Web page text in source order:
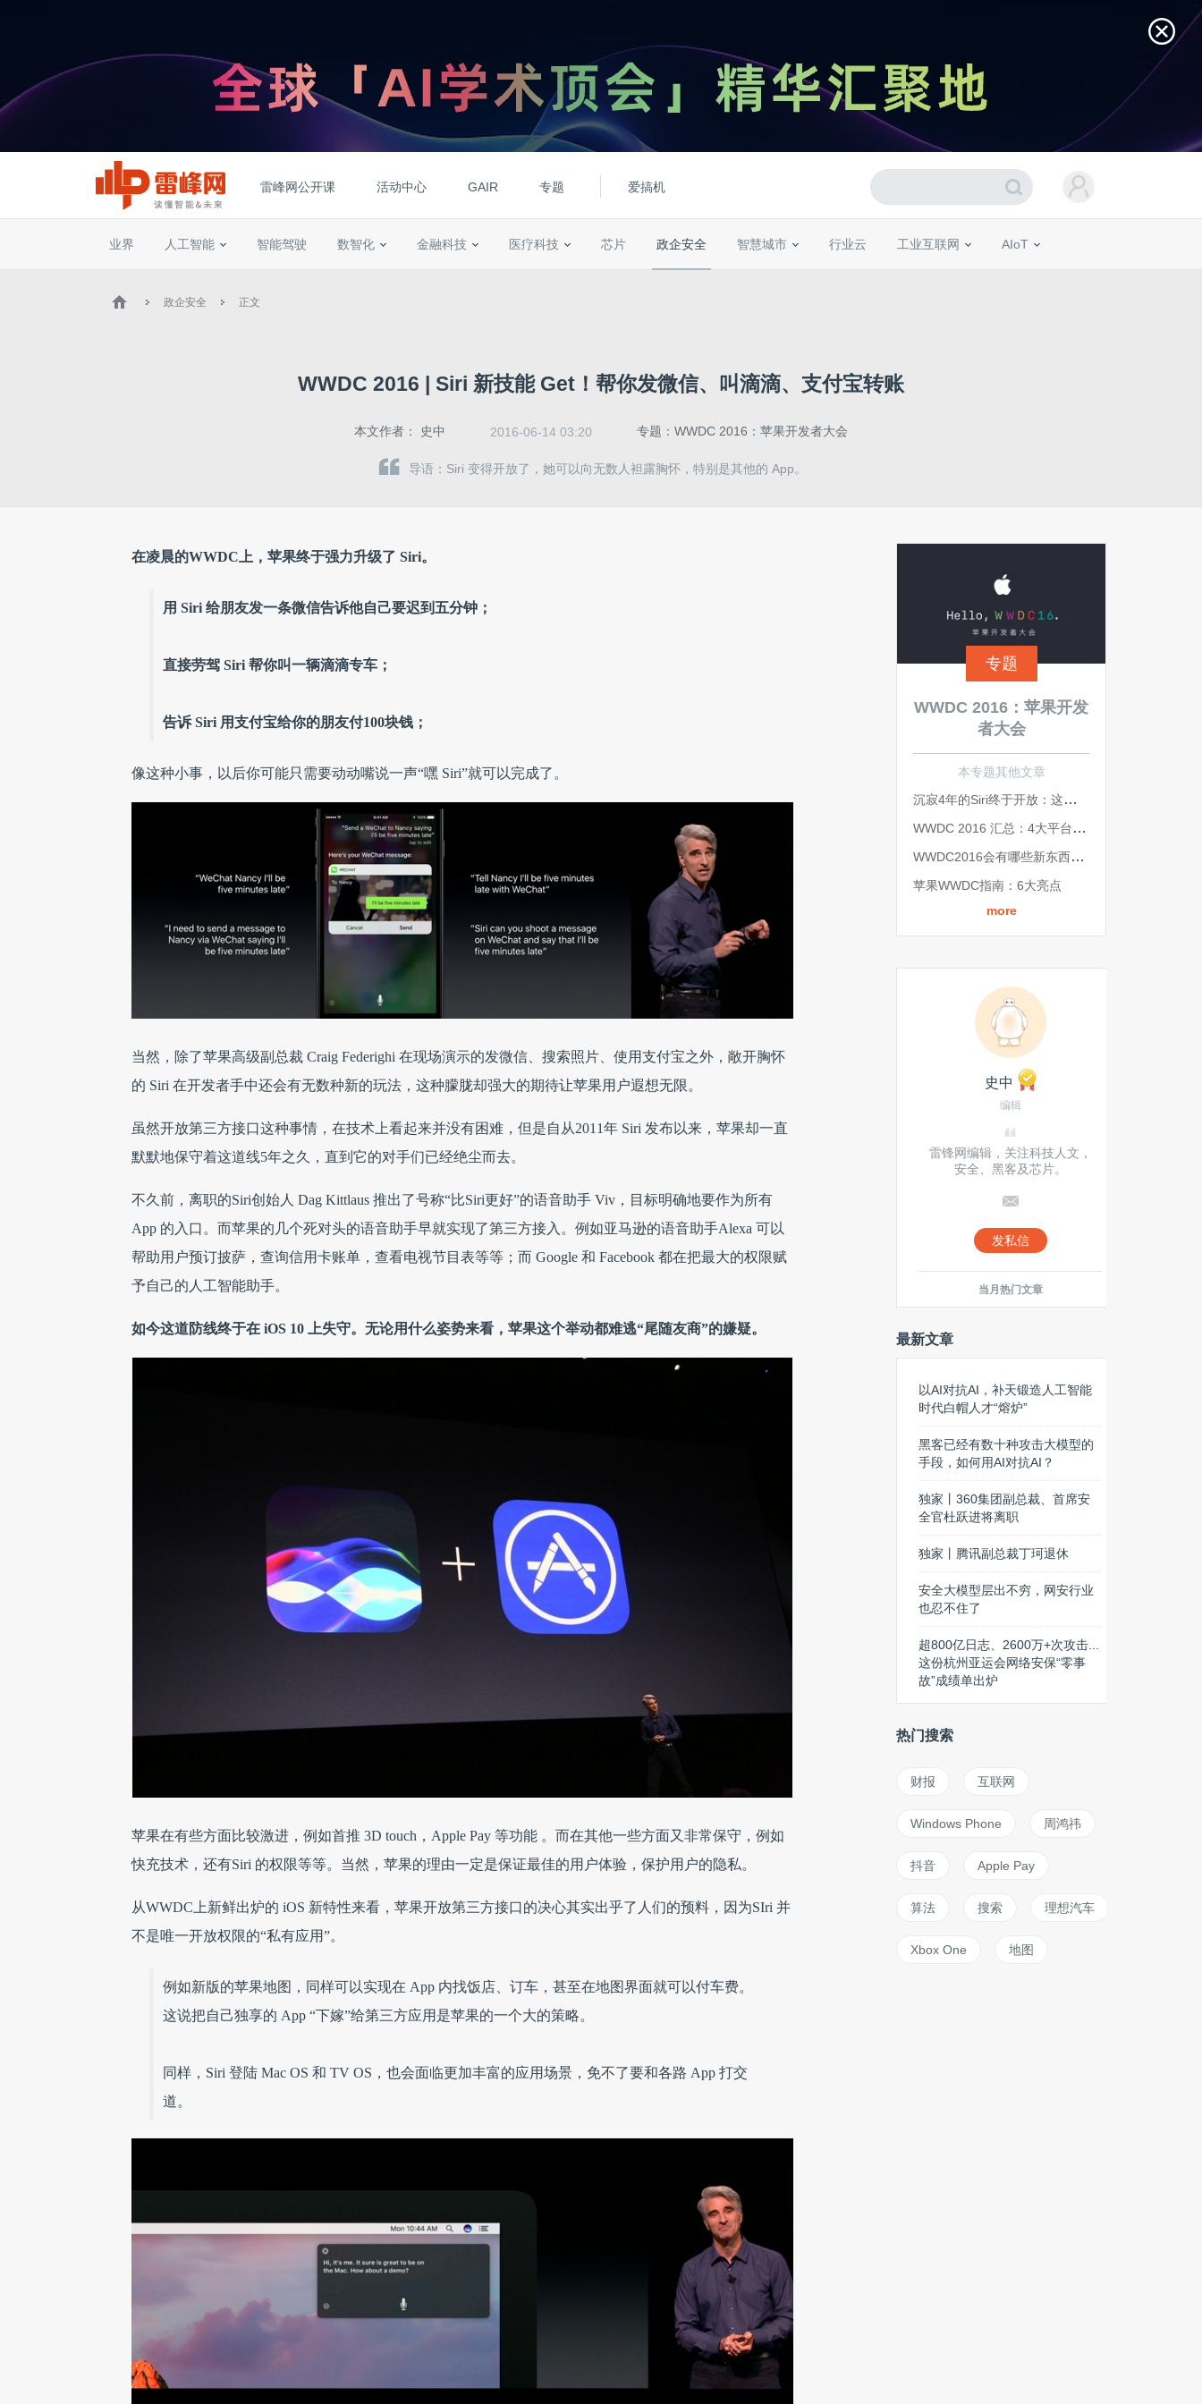
雷峰网公开课 活动中心 GAIR 专题 爱搞机
业界 人工智能 智能驾驶 数智化 金融科技 医疗科技 芯片 政企安全 智慧城市 行业云 工业互联网 AIoT
政企安全 正文
WWDC 2016 | Siri 新技能 Get！帮你发微信、叫滴滴、支付宝转账
本文作者： 史中 2016-06-14 03:20 专题：WWDC 2016：苹果开发者大会
导语：Siri 变得开放了，她可以向无数人袒露胸怀，特别是其他的 App。
在凌晨的WWDC上，苹果终于强力升级了 Siri。
用 Siri 给朋友发一条微信告诉他自己要迟到五分钟；
直接劳驾 Siri 帮你叫一辆滴滴专车；
告诉 Siri 用支付宝给你的朋友付100块钱；
像这种小事，以后你可能只需要动动嘴说一声“嘿 Siri”就可以完成了。
当然，除了苹果高级副总裁 Craig Federighi 在现场演示的发微信、搜索照片、使用支付宝之外，敞开胸怀
的 Siri 在开发者手中还会有无数种新的玩法，这种朦胧却强大的期待让苹果用户遐想无限。
虽然开放第三方接口这种事情，在技术上看起来并没有困难，但是自从2011年 Siri 发布以来，苹果却一直
默默地保守着这道线5年之久，直到它的对手们已经绝尘而去。
不久前，离职的Siri创始人 Dag Kittlaus 推出了号称“比Siri更好”的语音助手 Viv，目标明确地要作为所有
App 的入口。而苹果的几个死对头的语音助手早就实现了第三方接入。例如亚马逊的语音助手Alexa 可以
帮助用户预订披萨，查询信用卡账单，查看电视节目表等等；而 Google 和 Facebook 都在把最大的权限赋
予自己的人工智能助手。
如今这道防线终于在 iOS 10 上失守。无论用什么姿势来看，苹果这个举动都难逃“尾随友商”的嫌疑。
苹果在有些方面比较激进，例如首推 3D touch，Apple Pay 等功能 。而在其他一些方面又非常保守，例如
快充技术，还有Siri 的权限等等。当然，苹果的理由一定是保证最佳的用户体验，保护用户的隐私。
从WWDC上新鲜出炉的 iOS 新特性来看，苹果开放第三方接口的决心其实出乎了人们的预料，因为SIri 并
不是唯一开放权限的“私有应用”。
例如新版的苹果地图，同样可以实现在 App 内找饭店、订车，甚至在地图界面就可以付车费。
这说把自己独享的 App “下嫁”给第三方应用是苹果的一个大的策略。
同样，Siri 登陆 Mac OS 和 TV OS，也会面临更加丰富的应用场景，免不了要和各路 App 打交
道。
专题
WWDC 2016：苹果开发
者大会
本专题其他文章
沉寂4年的Siri终于开放：这是目前我们知道的全部细节
WWDC 2016 汇总：4大平台升级、3个应用开放、2处人工智能登场
WWDC2016会有哪些新东西？这是我们的预测
苹果WWDC指南：6大亮点
more
史中
编辑
雷锋网编辑，关注科技人文，
安全、黑客及芯片。
发私信
当月热门文章
最新文章
以AI对抗AI，补天锻造人工智能
时代白帽人才“熔炉”
黑客已经有数十种攻击大模型的
手段，如何用AI对抗AI？
独家丨360集团副总裁、首席安
全官杜跃进将离职
独家丨腾讯副总裁丁珂退休
安全大模型层出不穷，网安行业
也忍不住了
超800亿日志、2600万+次攻击...
这份杭州亚运会网络安保“零事
故”成绩单出炉
热门搜索
财报 互联网
Windows Phone 周鸿祎
抖音 Apple Pay
算法 搜索 理想汽车
Xbox One 地图